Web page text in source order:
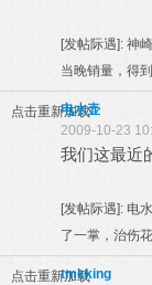
[发帖际遇]: 神
当晚销量，得
点击重新加载
电水壶
2009-10-23
我们这最近
[发帖际遇]: 电
了一掌，治伤
点击重新加载
tmkking